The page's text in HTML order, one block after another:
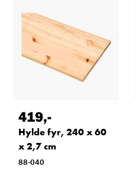
419,-
Hylde fyr, 240 x 60
x 2,7 cm
88-040